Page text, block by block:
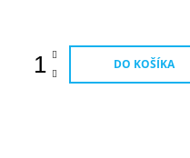
DO KOŠÍKA